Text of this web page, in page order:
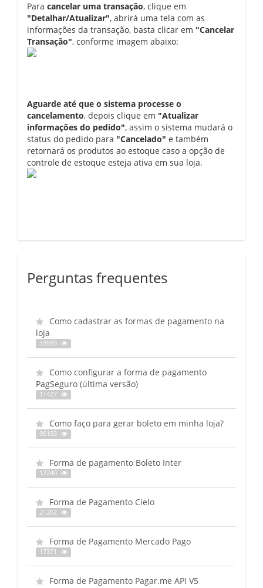
Para cancelar uma transação, clique em
"Detalhar/Atualizar", abrirá uma tela com as
informações da transação, basta clicar em "Cancelar
Transação", conforme imagem abaixo:
Aguarde até que o sistema processe o
cancelamento, depois clique em "Atualizar
informações do pedido", assim o sistema mudará o
status do pedido para "Cancelado" e também
retornará os produtos ao estoque caso a opção de
controle de estoque esteja ativa em sua loja.
Perguntas frequentes
Como cadastrar as formas de pagamento na
loja
33583
Como configurar a forma de pagamento
PagSeguro (última versão)
11427
Como faço para gerar boleto em minha loja?
90103
Forma de pagamento Boleto Inter
12240
Forma de Pagamento Cielo
21262
Forma de Pagamento Mercado Pago
17371
Forma de Pagamento Pagar.me API V5